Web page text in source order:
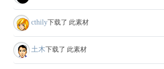
cthily下载了 此素材
土木下载了 此素材